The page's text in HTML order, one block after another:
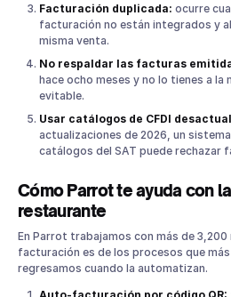
Facturación duplicada: ocurre
facturación no están integrados y
misma venta.
No respaldar las facturas
hace ocho meses y no lo tienes a la
evitable.
Usar catálogos de CFDI
actualizaciones de 2026, un
catálogos del SAT puede rechazar
Cómo Parrot te ayuda con
restaurante
En Parrot trabajamos con más de
facturación es de los procesos que
regresamos cuando la automatizan.